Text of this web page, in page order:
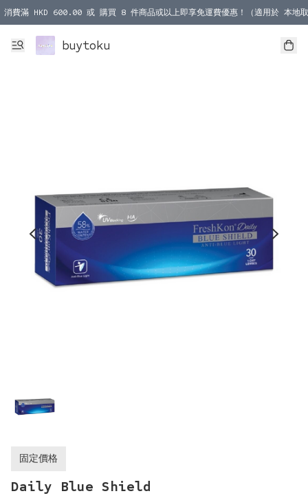
消費滿 HKD 600.00 或 購買 8 件商品或以上即享免運費優惠！（適用於 本地
消費滿 HKD 1000.00 或 購買 100 件商品或以上即享免運費優惠！（適用於
buytoku
固定價格
Daily Blue Shield